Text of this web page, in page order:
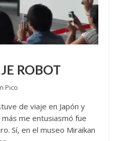
ROBOT
Pico
de viaje en Japón y
me entusiasmó fue
Sí, en el museo Miraikan